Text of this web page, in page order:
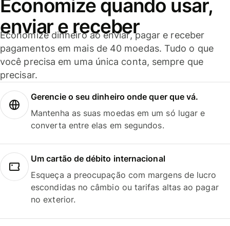
Economize quando usar,
enviar e receber
Economize dinheiro ao enviar, pagar e receber
pagamentos em mais de 40 moedas. Tudo o que
você precisa em uma única conta, sempre que
precisar.
Gerencie o seu dinheiro onde quer que vá.
Mantenha as suas moedas em um só lugar e
converta entre elas em segundos.
Um cartão de débito internacional
Esqueça a preocupação com margens de lucro
escondidas no câmbio ou tarifas altas ao pagar
no exterior.